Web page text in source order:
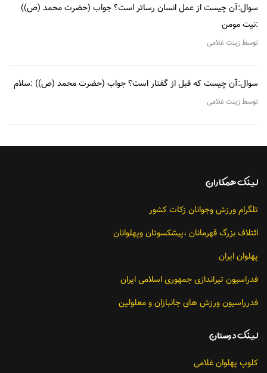
سوال:آن چیست از عمل انسان رساتر است؟ جواب (حضرت محمد (ص))
:نیت مومن
توسط زینت غلامی
سوال:آن چیست که قبل از گفتار است؟ جواب (حضرت محمد (ص)) :سلام
توسط زینت غلامی
لينك همکاران
تلگرام ورزش وجوانان زکات کشور
ائتلاف بزرگ قهرمانان ،پیشکسوتان وپهلوانان
پهلوان ایران
فدراسیون تیراندازی جمهوری اسلامی ایران
فدرراسیون ورزش های جانبازان و معلولین
لينك دوستان
کلوپ پهلوان غلامی